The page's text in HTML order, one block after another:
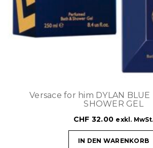
Versace for him DYLAN BLUE
SHOWER GEL
CHF 32.00 exkl. MwSt.
IN DEN WARENKORB